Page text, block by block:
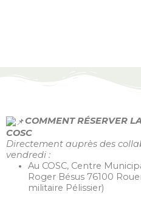
COMMENT RÉSERVER
COSC
Directement auprès des
vendredi :
Au COSC, Centre
Roger Bésus 76100
militaire Pélissier)